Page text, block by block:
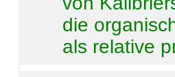
die
als relative